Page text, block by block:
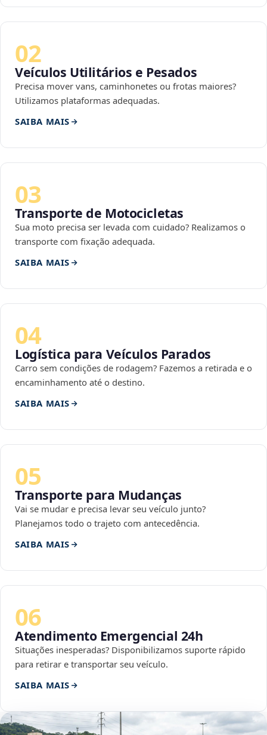
02
Veículos Utilitários e Pesados
Precisa mover vans, caminhonetes ou frotas maiores?
Utilizamos plataformas adequadas.
SAIBA MAIS
03
Transporte de Motocicletas
Sua moto precisa ser levada com cuidado? Realizamos o
transporte com fixação adequada.
SAIBA MAIS
04
Logística para Veículos Parados
Carro sem condições de rodagem? Fazemos a retirada e o
encaminhamento até o destino.
SAIBA MAIS
05
Transporte para Mudanças
Vai se mudar e precisa levar seu veículo junto?
Planejamos todo o trajeto com antecedência.
SAIBA MAIS
06
Atendimento Emergencial 24h
Situações inesperadas? Disponibilizamos suporte rápido
para retirar e transportar seu veículo.
SAIBA MAIS